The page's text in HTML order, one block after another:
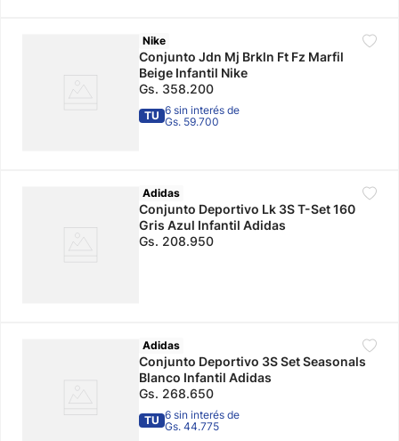
Nike
Conjunto Jdn Mj Brkln Ft Fz Marfil
Beige Infantil Nike
Gs. 358.200
TU 6 sin interés de
Gs. 59.700
Adidas
Conjunto Deportivo Lk 3S T-Set 160
Gris Azul Infantil Adidas
Gs. 208.950
Adidas
Conjunto Deportivo 3S Set Seasonals
Blanco Infantil Adidas
Gs. 268.650
TU 6 sin interés de
Gs. 44.775